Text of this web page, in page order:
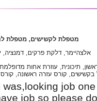
מטפלת לקשישים, מטפלת
אלצהיימר, דלקת פרקים, דמנציה,
תיכונית, עוזרת אחות
בקשישים, קורס עזרה ראשונה, קורס
job
job so please